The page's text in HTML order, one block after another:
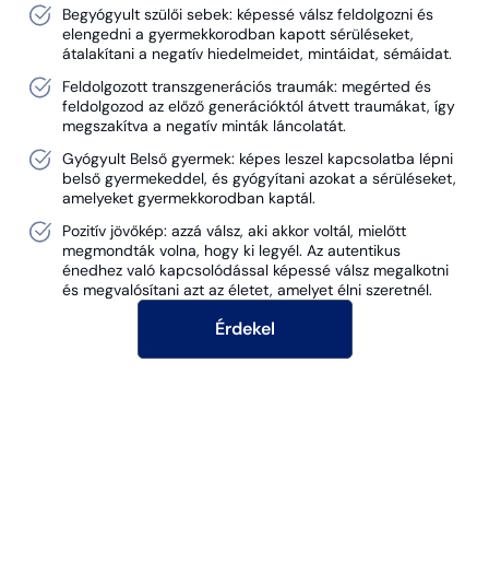
Begyógyult szülői sebek: képessé válsz feldolgozni és
elengedni a gyermekkorodban kapott sérüléseket,
átalakítani a negatív hiedelmeidet, mintáidat, sémáidat.
Feldolgozott transzgenerációs traumák: megérted és
feldolgozod az előző generációktól átvett traumákat, így
megszakítva a negatív minták láncolatát.
Gyógyult Belső gyermek: képes leszel kapcsolatba lépni
belső gyermekeddel, és gyógyítani azokat a sérüléseket,
amelyeket gyermekkorodban kaptál.
Pozitív jövőkép: azzá válsz, aki akkor voltál, mielőtt
megmondták volna, hogy ki legyél. Az autentikus
énedhez való kapcsolódással képessé válsz megalkotni
és megvalósítani azt az életet, amelyet élni szeretnél.
Érdekel